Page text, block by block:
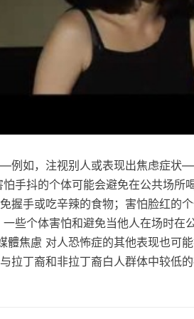
例如，注视别人或表现出焦虑症状
手抖的个体可能会避免在公共场所
握手或吃辛辣的食物；害怕脸红的
些个体害怕和避免当他人在场时在
體焦慮 对人恐怖症的其他表现也可
拉丁裔和非拉丁裔白人群体中较低的